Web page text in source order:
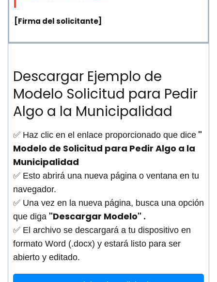
[Firma del solicitante]
Descargar Ejemplo de
Modelo Solicitud para Pedir
Algo a la Municipalidad
✅ Haz clic en el enlace proporcionado que dice "
Modelo de Solicitud para Pedir Algo a la
Municipalidad
✅ Esto abrirá una nueva página o ventana en tu
navegador.
✅ Una vez en la nueva página, busca una opción
que diga "Descargar Modelo" .
✅ El archivo se descargará a tu dispositivo en
formato Word (.docx) y estará listo para ser
abierto y editado.